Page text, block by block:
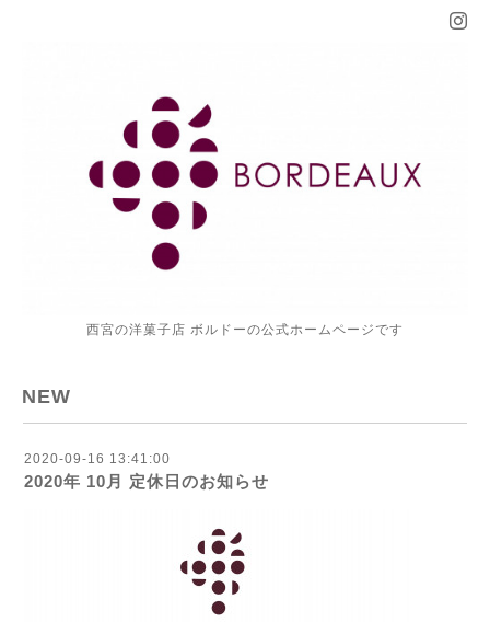
西宮の洋菓子店 ボルドーの公式ホームページです
NEW
2020-09-16 13:41:00
2020年 10月 定休日のお知らせ